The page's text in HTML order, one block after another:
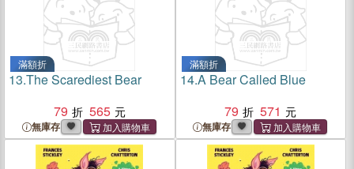
滿額折
13.The Scarediest Bear
79
565
無庫存
滿額折
14.A Bear Called Blue
79
571
無庫存